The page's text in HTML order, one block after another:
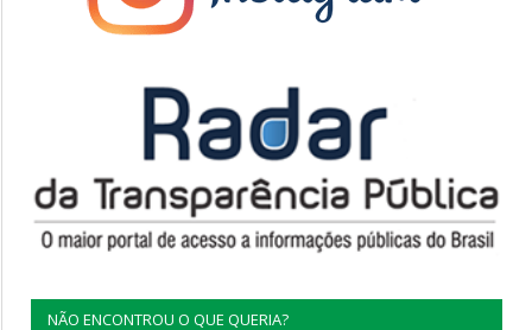
NÃO ENCONTROU O QUE QUERIA?